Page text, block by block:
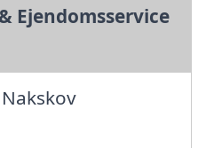
Ejendomsservice